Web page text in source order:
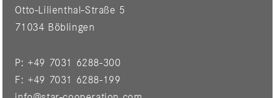
Otto-Lilienthal-Straße 5
71034 Böblingen
P: +49 7031 6288-300
F: +49 7031 6288-199